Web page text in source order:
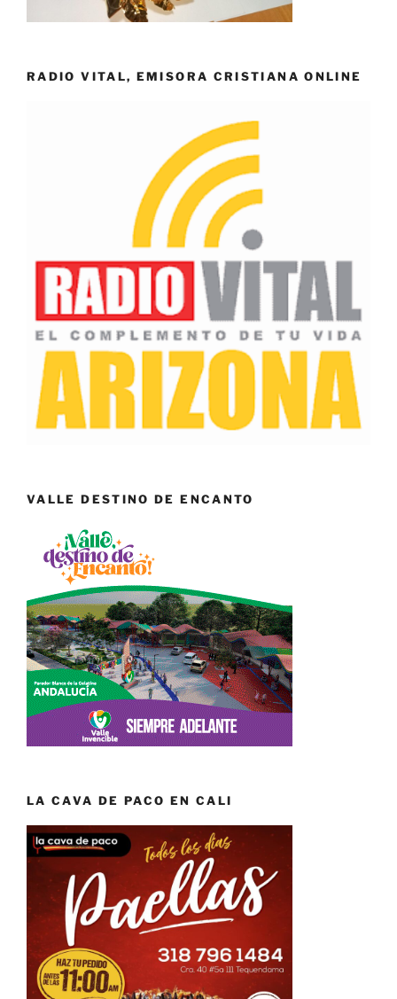
RADIO VITAL, EMISORA CRISTIANA ONLINE
VALLE DESTINO DE ENCANTO
LA CAVA DE PACO EN CALI